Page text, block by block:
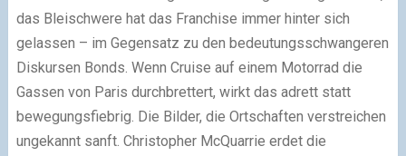
das Bleischwere hat das Franchise immer hinter sich
gelassen – im Gegensatz zu den bedeutungsschwangeren
Diskursen Bonds. Wenn Cruise auf einem Motorrad die
Gassen von Paris durchbrettert, wirkt das adrett statt
bewegungsfiebrig. Die Bilder, die Ortschaften verstreichen
ungekannt sanft. Christopher McQuarrie erdet die